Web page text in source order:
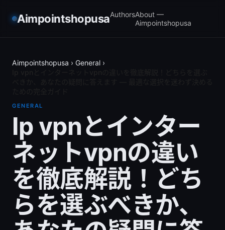
AimpointshopusaAuthorsAbout —
Aimpointshopusa
Aimpointshopusa › General ›
GENERAL
Ip vpnとインター
ネットvpnの違い
を徹底解説！どち
らを選ぶべきか、